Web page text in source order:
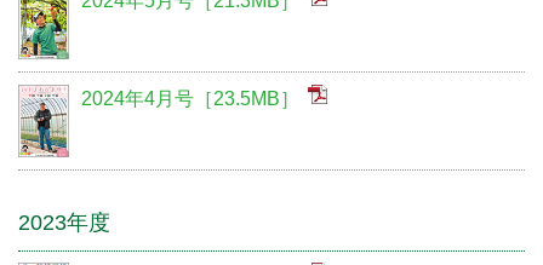
2024年4月号［23.5MB］
2023年度